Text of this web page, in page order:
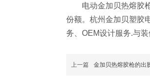
电动金加贝热熔胶枪
份额。杭州金加贝塑胶
务、OEM设计服务.与
上一篇 金加贝热熔胶枪的出